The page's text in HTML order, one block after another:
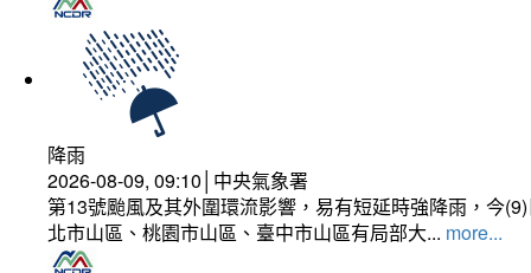
降雨
2026-08-09, 09:10│中央氣象署
第13號颱風及其外圍環流影響，易有短延時強降雨，今
北市山區、桃園市山區、臺中市山區有局部大... more...